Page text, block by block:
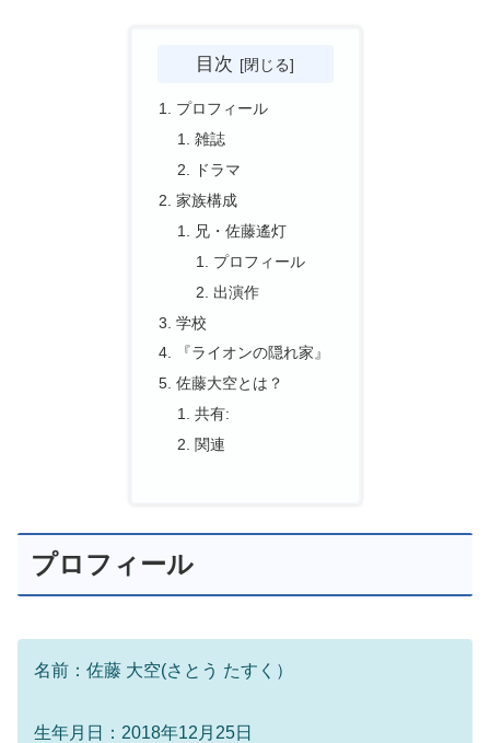
目次
プロフィール
雑誌
ドラマ
家族構成
兄・佐藤遙灯
プロフィール
出演作
学校
『ライオンの隠れ家』
佐藤大空とは？
共有:
関連
プロフィール
名前：佐藤 大空(さとう たすく）
生年月日：2018年12月25日